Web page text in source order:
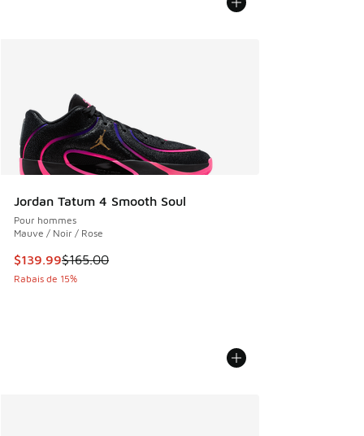
Jordan Tatum 4 Smooth Soul
Pour hommes
Mauve / Noir / Rose
Cet article est en solde. Le prix est passé de $165.00 à
$139.99$165.00
Rabais de 15%